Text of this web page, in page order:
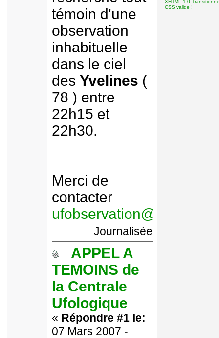
témoin d'une
observation
inhabituelle
dans le ciel
des Yvelines (
78 ) entre
22h15 et
22h30.
Merci de
contacter
ufobservation@free.fr
Journalisée
APPEL A
TEMOINS de
la Centrale
Ufologique
« Répondre #1 le:
07 Mars 2007 -
XHTML 1.0
CSS valide !